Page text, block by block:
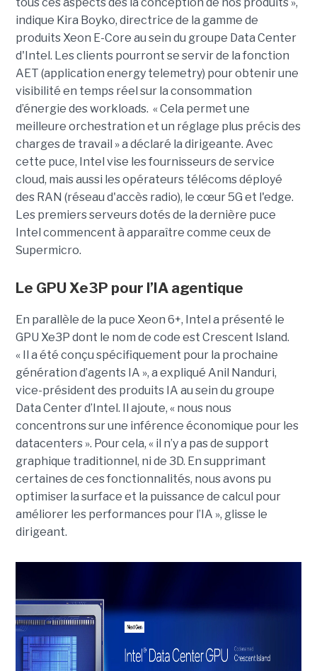
tous ces aspects dès la conception de nos produits »,
indique Kira Boyko, directrice de la gamme de
produits Xeon E-Core au sein du groupe Data Center
d'Intel. Les clients pourront se servir de la fonction
AET (application energy telemetry) pour obtenir une
visibilité en temps réel sur la consommation
d’énergie des workloads. « Cela permet une
meilleure orchestration et un réglage plus précis des
charges de travail » a déclaré la dirigeante. Avec
cette puce, Intel vise les fournisseurs de service
cloud, mais aussi les opérateurs télécoms déployé
des RAN (réseau d'accès radio), le cœur 5G et l'edge.
Les premiers serveurs dotés de la dernière puce
Intel commencent à apparaître comme ceux de
Supermicro.
Le GPU Xe3P pour l’IA agentique
En parallèle de la puce Xeon 6+, Intel a présenté le
GPU Xe3P dont le nom de code est Crescent Island.
« Il a été conçu spécifiquement pour la prochaine
génération d’agents IA », a expliqué Anil Nanduri,
vice-président des produits IA au sein du groupe
Data Center d’Intel. Il ajoute, « nous nous
concentrons sur une inférence économique pour les
datacenters ». Pour cela, « il n’y a pas de support
graphique traditionnel, ni de 3D. En supprimant
certaines de ces fonctionnalités, nous avons pu
optimiser la surface et la puissance de calcul pour
améliorer les performances pour l’IA », glisse le
dirigeant.